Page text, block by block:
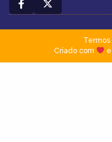
Termos|
Criado com
e